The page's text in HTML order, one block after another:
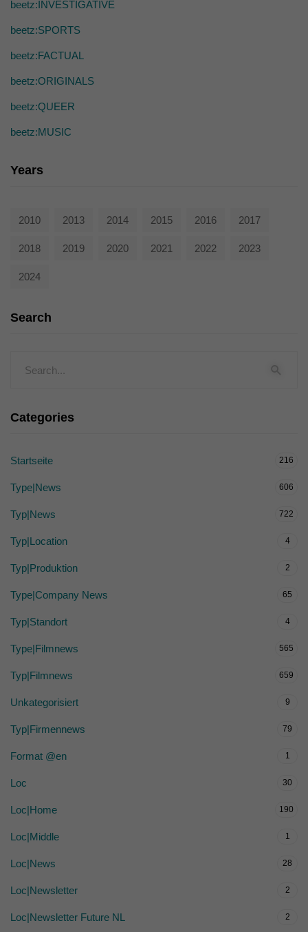
beetz:INVESTIGATIVE
beetz:SPORTS
beetz:FACTUAL
beetz:ORIGINALS
beetz:QUEER
beetz:MUSIC
Years
2010 2013 2014 2015 2016 2017
2018 2019 2020 2021 2022 2023
2024
Search
Categories
Startseite 216
Type|News 606
Typ|News 722
Typ|Location 4
Typ|Produktion 2
Type|Company News 65
Typ|Standort 4
Type|Filmnews 565
Typ|Filmnews 659
Unkategorisiert 9
Typ|Firmennews 79
Format @en 1
Loc 30
Loc|Home 190
Loc|Middle 1
Loc|News 28
Loc|Newsletter 2
Loc|Newsletter Future NL 2
die einwandfreie Funktion der Website erforderlich.
Externe Medien (7)
standardmäßig blockiert. Wenn Cookies von externen Medien akzeptiert
mehr.